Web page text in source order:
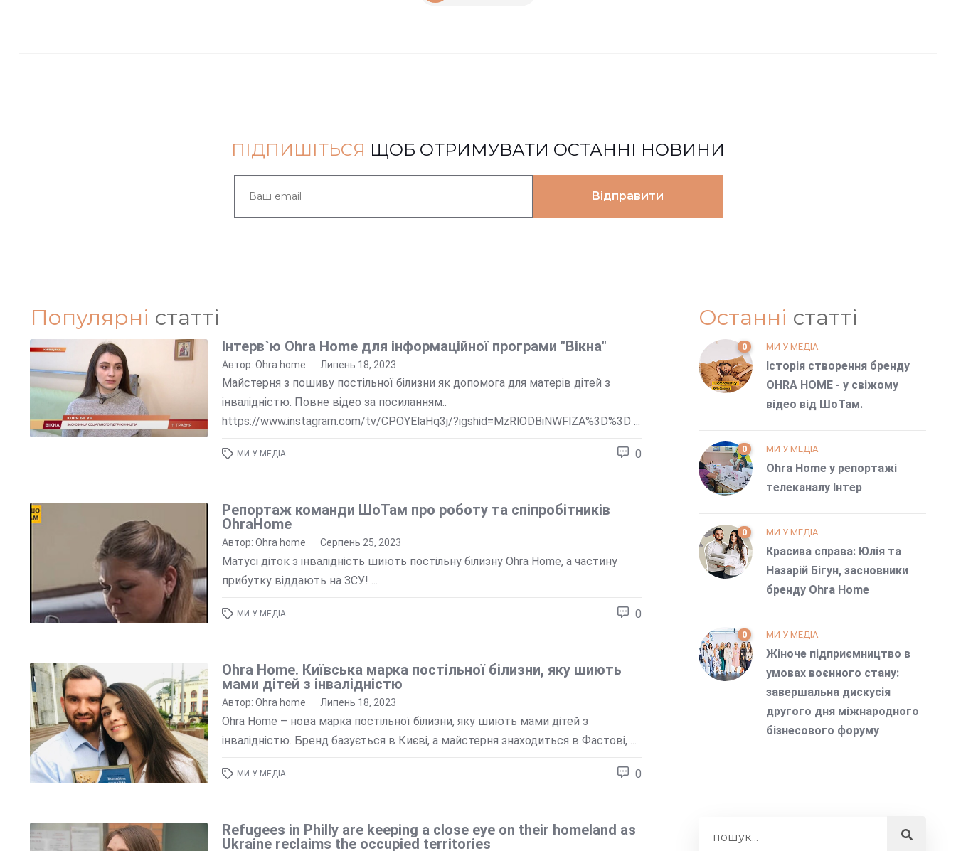
ПІДПИШІТЬСЯ ЩОБ ОТРИМУВАТИ ОСТАННІ НОВИНИ
Популярні статті
Інтерв`ю Ohra Home для інформаційної програми "Вікна"
Автор: Ohra home Липень 18, 2023
Майстерня з пошиву постільної білизни як допомога для матерів дітей з
інвалідністю. Повне відео за посиланням..
https://www.instagram.com/tv/CPOYElaHq3j/?igshid=MzRlODBiNWFlZA%3D%3D ...
МИ У МЕДІА 0
Репортаж команди ШоТам про роботу та спіпробітників
OhraHome
Автор: Ohra home Серпень 25, 2023
Матусі діток з інвалідність шиють постільну білизну Ohra Home, а частину
прибутку віддають на ЗСУ! ...
МИ У МЕДІА 0
Ohra Home. Київська марка постільної білизни, яку шиють
мами дітей з інвалідністю
Автор: Ohra home Липень 18, 2023
Ohra Home – нова марка постільної білизни, яку шиють мами дітей з
інвалідністю. Бренд базується в Києві, а майстерня знаходиться в Фастові, ...
МИ У МЕДІА 0
Refugees in Philly are keeping a close eye on their homeland as
Ukraine reclaims the occupied territories
Останні статті
0 МИ У МЕДІА
Історія створення бренду
OHRA HOME - у свіжому
відео від ШоТам.
0 МИ У МЕДІА
Ohra Home у репортажі
телеканалу Інтер
0 МИ У МЕДІА
Красива справа: Юлія та
Назарій Бігун, засновники
бренду Ohra Home
0 МИ У МЕДІА
Жіноче підприємництво в
умовах воєнного стану:
завершальна дискусія
другого дня міжнародного
бізнесового форуму